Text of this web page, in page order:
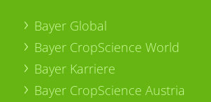
Bayer Global
Bayer CropScience World
Bayer Karriere
Bayer CropScience Austria